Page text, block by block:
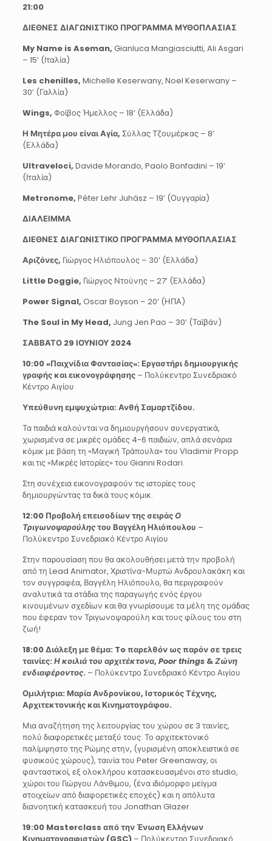
21:00
ΔΙΕΘΝΕΣ ΔΙΑΓΩΝΙΣΤΙΚΟ ΠΡΟΓΡΑΜΜΑ ΜΥΘΟΠΛΑΣΙΑΣ
My Name is Aseman, Gianluca Mangiasciutti, Ali Asgari
– 15’ (Ιταλία)
Les chenilles, Michelle Keserwany, Noel Keserwany –
30’ (Γαλλία)
Wings, Φοίβος Ήμελλος – 18’ (Ελλάδα)
Η Μητέρα μου είναι Αγία, Σύλλας Τζουμέρκας – 8’
(Ελλάδα)
Ultraveloci, Davide Morando, Paolo Bonfadini – 19’
(Ιταλία)
Metronome, Péter Lehr Juhász – 19’ (Ουγγαρία)
ΔΙΑΛΕΙΜΜΑ
ΔΙΕΘΝΕΣ ΔΙΑΓΩΝΙΣΤΙΚΟ ΠΡΟΓΡΑΜΜΑ ΜΥΘΟΠΛΑΣΙΑΣ
Αριζόνες, Γιώργος Ηλιόπουλος – 30’ (Ελλάδα)
Little Doggie, Γιώργος Ντούνης – 27’ (Ελλάδα)
Power Signal, Oscar Boyson – 20’ (ΗΠΑ)
The Soul in My Head, Jung Jen Pao – 30’ (Ταϊβάν)
ΣΑΒΒΑΤΟ 29 ΙΟΥΝΙΟΥ 2024
10:00 «Παιχνίδια Φαντασίας»: Εργαστήρι δημιουργικής
γραφής και εικονογράφησης – Πολύκεντρο Συνεδριακό
Κέντρο Αιγίου
Υπεύθυνη εμψυχώτρια: Ανθή Σαμαρτζίδου.
Τα παιδιά καλούνται να δημιουργήσουν συνεργατικά,
χωρισμένα σε μικρές ομάδες 4-6 παιδιών, απλά σενάρια
κόμικ με βάση τη «Μαγική Τράπουλα» του Vladimir Propp
και τις «Μικρές Ιστορίες» του Gianni Rodari.
Στη συνέχεια εικονογραφούν τις ιστορίες τους
δημιουργώντας τα δικά τους κόμικ.
12:00 Προβολή επεισοδίων της σειράς Ο
Τριγωνοψαρούληςτου Βαγγέλη Ηλιόπουλου –
Πολύκεντρο Συνεδριακό Κέντρο Αιγίου
Στην παρουσίαση που θα ακολουθήσει μετά την προβολή
από τη Lead Animator, Χριστίνα-Μυρτώ Ανδρουλακάκη και
τον συγγραφέα, Βαγγέλη Ηλιόπουλο, θα περιγραφούν
αναλυτικά τα στάδια της παραγωγής ενός έργου
κινουμένων σχεδίων και θα γνωρίσουμε τα μέλη της ομάδας
που έφεραν τον Τριγωνοψαρούλη και τους φίλους του στη
ζωή!
18:00 Διάλεξη με θέμα: To παρελθόν ως παρόν σε τρεις
ταινίες: Η κοιλιά του αρχιτέκτονα, Poor things&Ζώνη
ενδιαφέροντος. – Πολύκεντρο Συνεδριακό Κέντρο Αιγίου
Ομιλήτρια: Μαρία Ανδρονίκου, Ιστορικός Τέχνης,
Αρχιτεκτονικής και Κινηματογράφου.
Μια αναζήτηση της λειτουργίας του χώρου σε 3 ταινίες,
πολύ διαφορετικές μεταξύ τους: Το αρχιτεκτονικό
παλίμψηστο της Ρώμης στην, (γυρισμένη αποκλειστικά σε
φυσικούς χώρους), ταινία του Peter Greenaway, οι
φανταστικοί, εξ ολοκλήρου κατασκευασμένοι στο studio,
χώροι του Γιώργου Λάνθιμου, (ένα ιδιόμορφο μείγμα
στοιχείων από διαφορετικές εποχές) και η απόλυτα
διανοητική κατασκευή του Jonathan Glazer.
19:00 Masterclass από την Ένωση Ελλήνων
Κινηματογραφιστών (GSC) – Πολύκεντρο Συνεδριακό